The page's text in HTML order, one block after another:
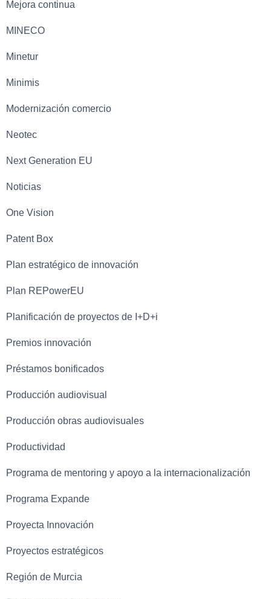
Mejora continua
MINECO
Minetur
Minimis
Modernización comercio
Neotec
Next Generation EU
Noticias
One Vision
Patent Box
Plan estratégico de innovación
Plan REPowerEU
Planificación de proyectos de I+D+i
Premios innovación
Préstamos bonificados
Producción audiovisual
Producción obras audiovisuales
Productividad
Programa de mentoring y apoyo a la internacionalización
Programa Expande
Proyecta Innovación
Proyectos estratégicos
Región de Murcia